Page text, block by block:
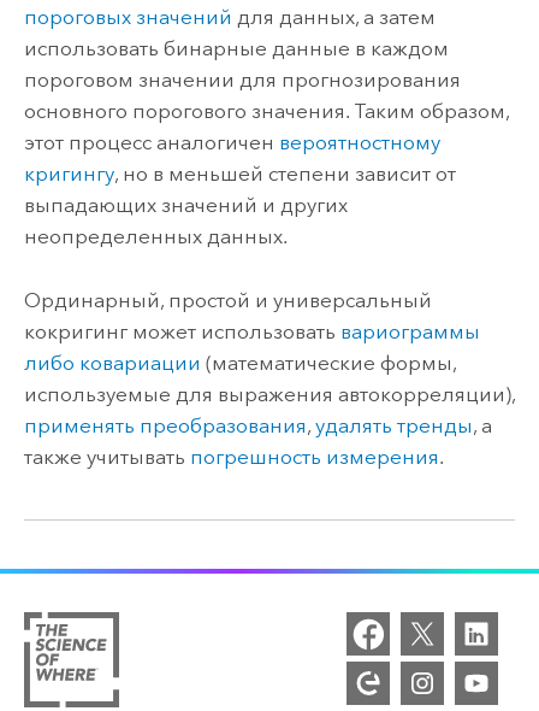
пороговых значений для данных, а затем
использовать бинарные данные в каждом
пороговом значении для прогнозирования
основного порогового значения. Таким образом,
этот процесс аналогичен вероятностному
кригингу, но в меньшей степени зависит от
выпадающих значений и других
неопределенных данных.
Ординарный, простой и универсальный
кокригинг может использовать вариограммы
либо ковариации (математические формы,
используемые для выражения автокорреляции),
применять преобразования, удалять тренды, а
также учитывать погрешность измерения.